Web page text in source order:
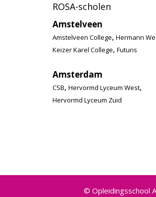
ROSA-scholen
Amstelveen
Amstelveen College, Hermann
Keizer Karel College, Futuris
Amsterdam
CSB, Hervormd Lyceum West,
Hervormd Lyceum Zuid
© Opleidingsschool